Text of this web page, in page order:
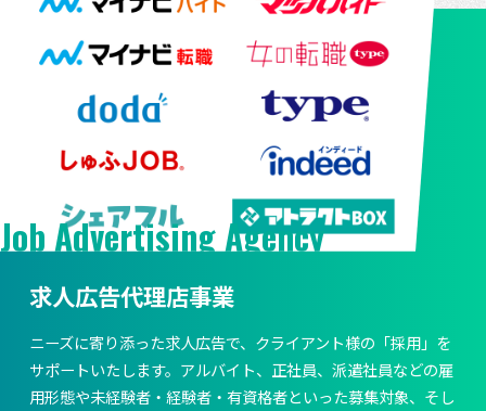
Job Advertising Agency
求人広告代理店事業
ニーズに寄り添った求人広告で、クライアント様の「採用」を
サポートいたします。アルバイト、正社員、派遣社員などの雇
用形態や未経験者・経験者・有資格者といった募集対象、そし